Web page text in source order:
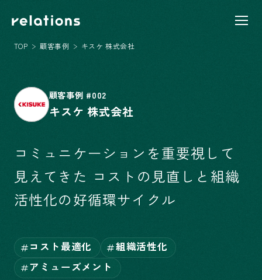
TOP 顧客事例 キスケ 株式会社
顧客事例 #002
キスケ 株式会社
コミュニケーションを重要視して
見えてきた コストの見直しと組織
活性化の好循環サイクル
コスト最適化
組織活性化
アミューズメント